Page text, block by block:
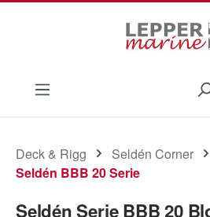
Deck & Rigg
Seldén Corner
Seldén BBB 20 Serie
Seldén Serie BBB 20